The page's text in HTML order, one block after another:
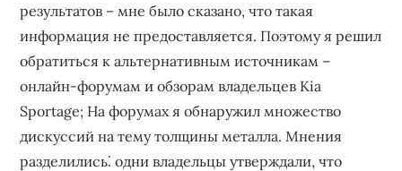
результатов – мне было сказано, что такая
информация не предоставляется. Поэтому я решил
обратиться к альтернативным источникам –
онлайн-форумам и обзорам владельцев Kia
Sportage; На форумах я обнаружил множество
дискуссий на тему толщины металла. Мнения
разделились⁚ одни владельцы утверждали, что